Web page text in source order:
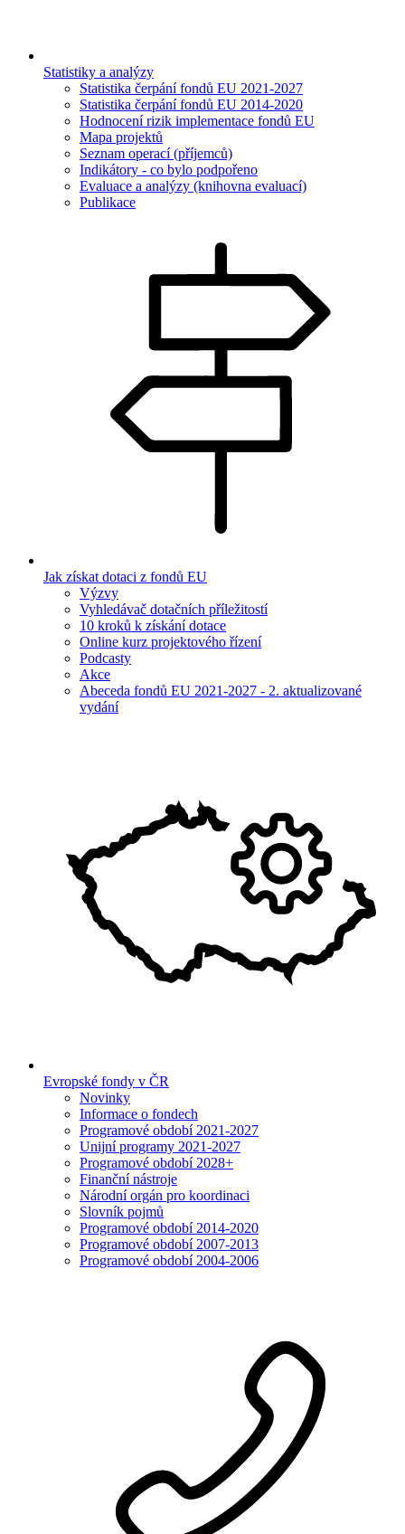
Statistiky a analýzy
Statistika čerpání fondů EU 2021-2027
Statistika čerpání fondů EU 2014-2020
Hodnocení rizik implementace fondů EU
Mapa projektů
Seznam operací (příjemců)
Indikátory - co bylo podpořeno
Evaluace a analýzy (knihovna evaluací)
Publikace
Jak získat dotaci z fondů EU
Výzvy
Vyhledávač dotačních příležitostí
10 kroků k získání dotace
Online kurz projektového řízení
Podcasty
Akce
Abeceda fondů EU 2021-2027 - 2. aktualizované
vydání
Evropské fondy v ČR
Novinky
Informace o fondech
Programové období 2021-2027
Unijní programy 2021-2027
Programové období 2028+
Finanční nástroje
Národní orgán pro koordinaci
Slovník pojmů
Programové období 2014-2020
Programové období 2007-2013
Programové období 2004-2006